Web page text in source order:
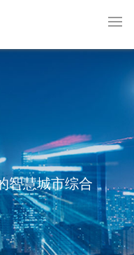
智慧城市综合